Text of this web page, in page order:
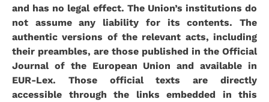
and has no legal effect. The Union’s institutions do
not assume any liability for its contents. The
authentic versions of the relevant acts, including
their preambles, are those published in the Official
Journal of the European Union and available in
EUR-Lex. Those official texts are directly
accessible through the links embedded in this